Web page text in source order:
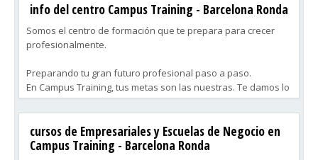
info del centro Campus Training - Barcelona Ronda
Somos el centro de formación que te prepara para crecer
profesionalmente.
Preparando tu gran futuro profesional paso a paso.
En Campus Training, tus metas son las nuestras. Te damos lo
necesario para que, al terminar tu preparación, trabajes en
tu campo y emprendas tu carrera profesional. Ya sea crecer
en tu empresa, buscar nuevas oportunidades o ampliar
conocimientos, te apoyamos en cada etapa. Nuestro objetivo
cursos de Empresariales y Escuelas de Negocio en
Campus Training - Barcelona Ronda